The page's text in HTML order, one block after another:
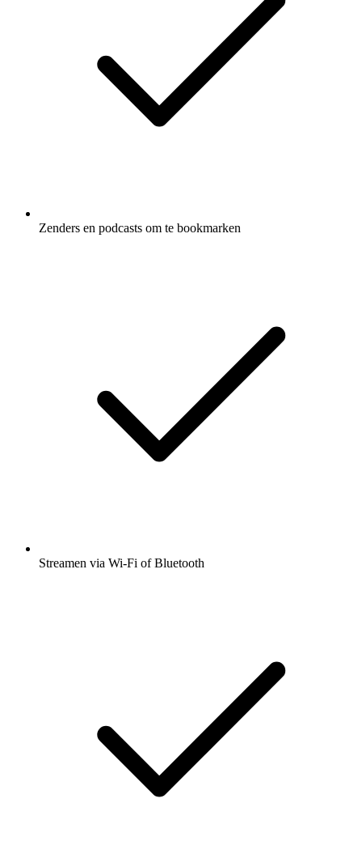
Zenders en podcasts om te bookmarken
Streamen via Wi-Fi of Bluetooth